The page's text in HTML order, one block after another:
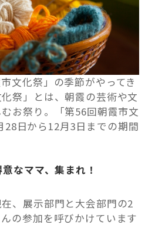
文化祭」の季節がやってき
祭」とは、朝霞の芸術や文
お祭り。「第56回朝霞市文
28日から12月3日までの期間
なママ、集まれ！
、展示部門と大会部門の2
の参加を呼びかけています